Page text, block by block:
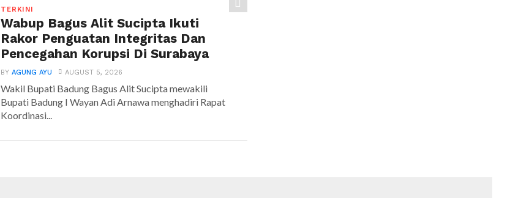
TERKINI
Wabup Bagus Alit Sucipta Ikuti
Rakor Penguatan Integritas Dan
Pencegahan Korupsi Di Surabaya
BYAGUNG AYU AUGUST 5, 2026
Wakil Bupati Badung Bagus Alit Sucipta mewakili
Bupati Badung I Wayan Adi Arnawa menghadiri Rapat
Koordinasi...